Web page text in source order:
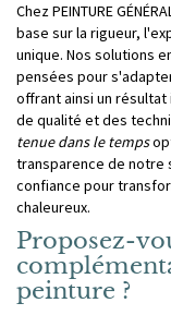
Chez PEINTURE
base sur la rigueur,
unique. Nos solutions
pensées pour
offrant ainsi un
de qualité et des
tenue dans le temps
transparence de notre
confiance pour
chaleureux.
Proposez-
peinture ?